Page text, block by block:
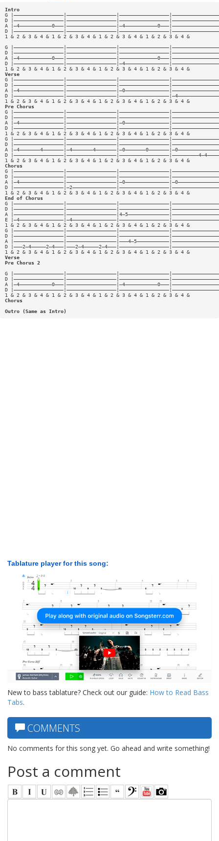
Intro
G
D
A
D
1 & 2 & 3 & 4 & 1 & 2 & 3 & 4 & 1 & 2 & 3 & 4 & 1 & 2 & 3 & 4 &
G
D
A
D
1 & 2 & 3 & 4 & 1 & 2 & 3 & 4 & 1 & 2 & 3 & 4 & 1 & 2 & 3 & 4 &
Verse
G
D
A
D
1 & 2 & 3 & 4 & 1 & 2 & 3 & 4 & 1 & 2 & 3 & 4 & 1 & 2 & 3 & 4 &
Pre Chorus
G
D
A
D
1 & 2 & 3 & 4 & 1 & 2 & 3 & 4 & 1 & 2 & 3 & 4 & 1 & 2 & 3 & 4 &
G
D
A
D
1 & 2 & 3 & 4 & 1 & 2 & 3 & 4 & 1 & 2 & 3 & 4 & 1 & 2 & 3 & 4 &
Chorus
G
D
A
D
1 & 2 & 3 & 4 & 1 & 2 & 3 & 4 & 1 & 2 & 3 & 4 & 1 & 2 & 3 & 4 &
End of Chorus
G
D
A
E
1 & 2 & 3 & 4 & 1 & 2 & 3 & 4 & 1 & 2 & 3 & 4 & 1 & 2 & 3 & 4 &
G
D
A
D
1 & 2 & 3 & 4 & 1 & 2 & 3 & 4 & 1 & 2 & 3 & 4 & 1 & 2 & 3 & 4 &
Verse
Pre Chorus 2
G
D
A
D
1 & 2 & 3 & 4 & 1 & 2 & 3 & 4 & 1 & 2 & 3 & 4 & 1 & 2 & 3 & 4 &
Chorus
Outro (Same as Intro)
Tablature player for this song:
New to bass tablature? Check out our guide: How to Read Bass
Tabs.
COMMENTS
No comments for this song yet. Go ahead and write something!
Post a comment